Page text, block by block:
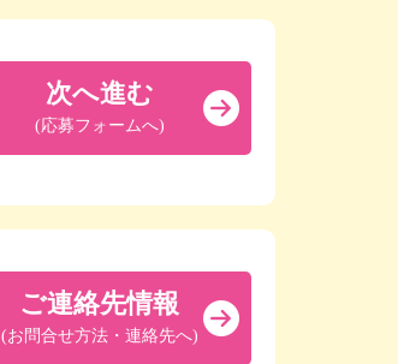
次へ進む
(応募フォームへ)
ご連絡先情報
(お問合せ方法・連絡先へ)